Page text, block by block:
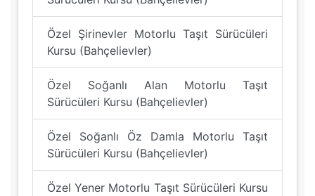
Özel Şirinevler Motorlu Taşıt Sürücüleri
Kursu (Bahçelievler)
Özel Soğanlı Alan Motorlu Taşıt
Sürücüleri Kursu (Bahçelievler)
Özel Soğanlı Öz Damla Motorlu Taşıt
Sürücüleri Kursu (Bahçelievler)
Özel Yener Motorlu Taşıt Sürücüleri Kursu